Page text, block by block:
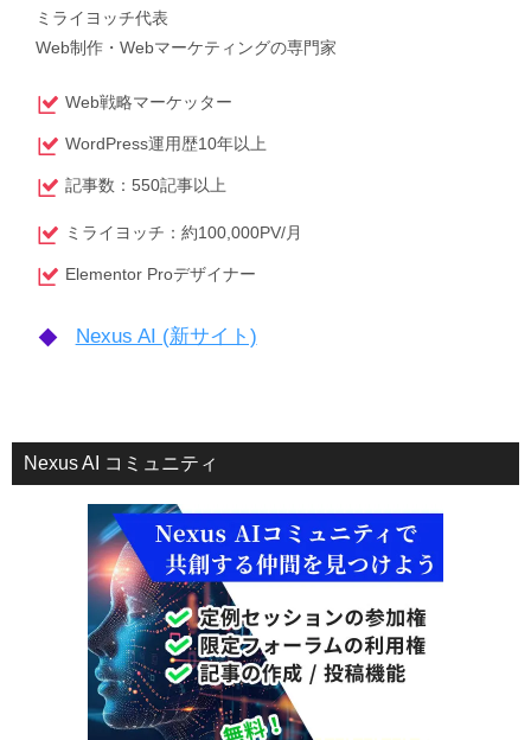
ミライヨッチ代表
Web制作・Webマーケティングの専門家
Web戦略マーケッター
WordPress運用歴10年以上
記事数：550記事以上
ミライヨッチ：約100,000PV/月
Elementor Proデザイナー
Nexus AI (新サイト)
Nexus AI コミュニティ